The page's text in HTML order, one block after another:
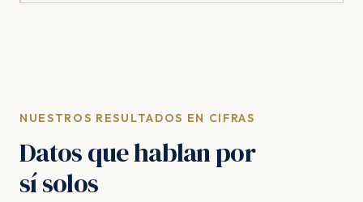
NUESTROS RESULTADOS EN CIFRAS
Datos que hablan por
sí solos